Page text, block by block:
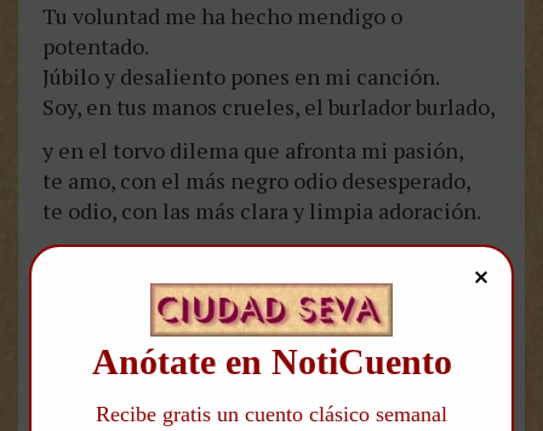
Tu voluntad me ha hecho mendigo o
potentado.
Júbilo y desaliento pones en mi canción.
Soy, en tus manos crueles, el burlador burlado,
y en el torvo dilema que afronta mi pasión,
te amo, con el más negro odio desesperado,
te odio, con las más clara y limpia adoración.
MÁS POEMAS DE LUIS PALÉS MATOS
Anótate en NotiCuento
Recibe gratis un cuento clásico semanal